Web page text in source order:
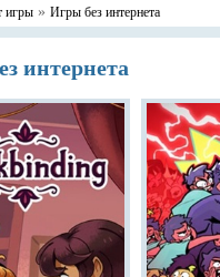
игры » Игры без интернета
интернета